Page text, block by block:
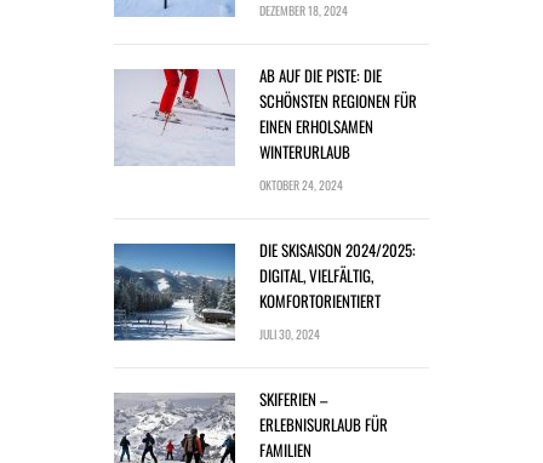
DEZEMBER 18, 2024
AB AUF DIE PISTE: DIE
SCHÖNSTEN REGIONEN FÜR
EINEN ERHOLSAMEN
WINTERURLAUB
OKTOBER 24, 2024
DIE SKISAISON 2024/2025:
DIGITAL, VIELFÄLTIG,
KOMFORTORIENTIERT
JULI 30, 2024
SKIFERIEN –
ERLEBNISURLAUB FÜR
FAMILIEN